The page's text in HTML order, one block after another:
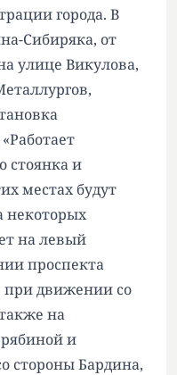
города. В
Сибиряка, от
улице Викулова,
стоянка и
местах будут
некоторых
на левый
проспекта
при движении со
на
и
стороны Бардина,